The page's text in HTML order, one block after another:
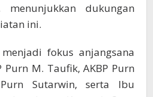
dukungan
ini.
fokus anjangsana
M. Taufik, AKBP Purn
Sutarwin, serta Ibu